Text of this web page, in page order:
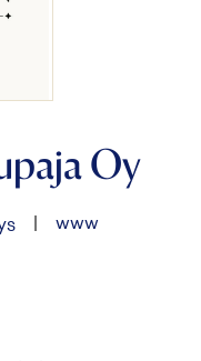
Oy
| www